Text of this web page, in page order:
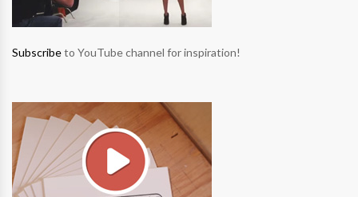
Subscribeto YouTube channel for inspiration!